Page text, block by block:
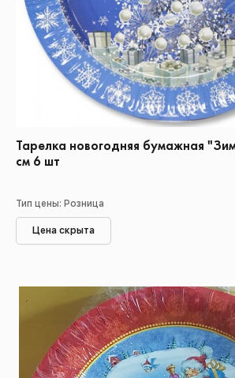
Тарелка новогодняя бумажная
см 6 шт
Тип цены: Розница
Цена скрыта